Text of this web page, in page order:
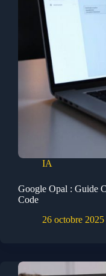
IA
Google Opal : Guide
Code
26 octobre 2025